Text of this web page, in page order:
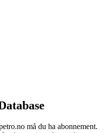
må du ha abonnement.